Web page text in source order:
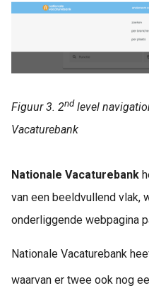
Figuur 3. 2nd level
Vacaturebank
Nationale Vacaturebank
van een beeldvullend vlak,
onderliggende webpagina
Nationale Vacaturebank
waarvan er twee ook nog